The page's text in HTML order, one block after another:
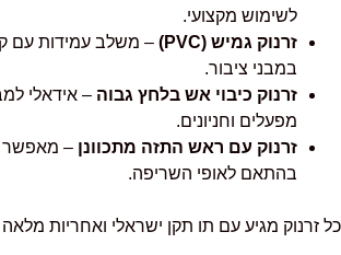
לשימוש מקצועי.
זרנוק גמיש (PVC)
– משלב עמידות עם
במבני ציבור.
זרנוק כיבוי אש בלחץ גבוה – אידאלי
מפעלים וחניונים.
זרנוק עם ראש התזה מתכוונן – מאפשר
בהתאם לאופי השריפה.
כל זרנוק מגיע עם תו תקן ישראלי ואחריות